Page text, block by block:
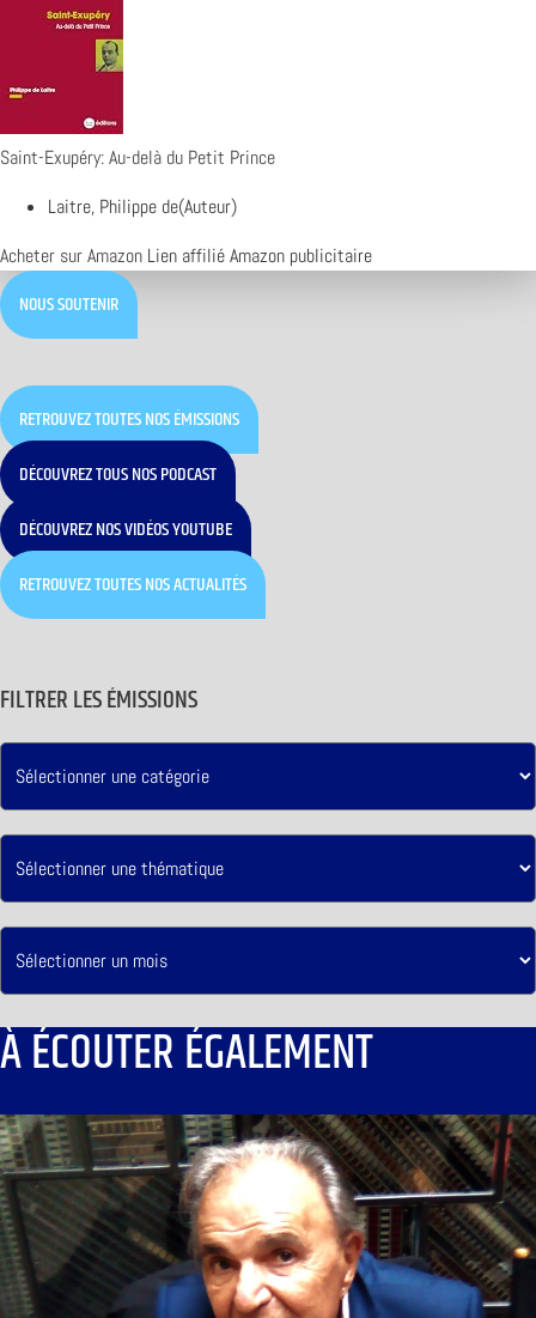
Saint-Exupéry: Au-delà du Petit Prince
Laitre, Philippe de(Auteur)
Acheter sur Amazon Lien affilié Amazon publicitaire
NOUS SOUTENIR
RETROUVEZ TOUTES NOS ÉMISSIONS
DÉCOUVREZ TOUS NOS PODCAST
DÉCOUVREZ NOS VIDÉOS YOUTUBE
RETROUVEZ TOUTES NOS ACTUALITÉS
FILTRER LES ÉMISSIONS
À ÉCOUTER ÉGALEMENT